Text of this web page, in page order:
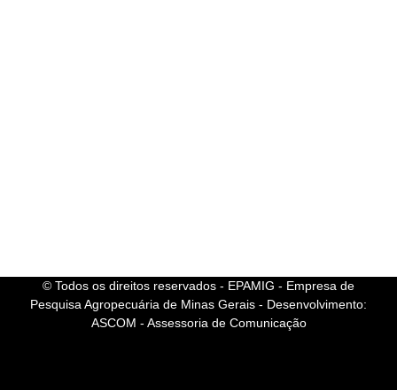
© Todos os direitos reservados - EPAMIG - Empresa de
Pesquisa Agropecuária de Minas Gerais - Desenvolvimento:
ASCOM - Assessoria de Comunicação